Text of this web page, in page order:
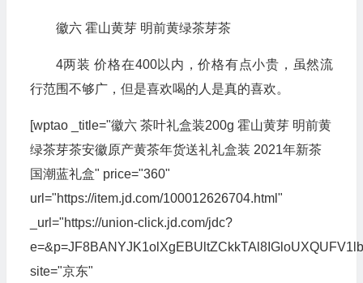
徽六 霍山黄芽 明前黄绿茶芽茶
4两装 价格在400以内，价格有点小贵，虽然流
行范围不够广，但是喜欢喝的人是真的喜欢。
[wptao _title="徽六 茶叶礼盒装200g 霍山黄芽 明前黄
绿茶芽茶安徽原产黄茶年货送礼礼盒装 2021年新茶
国潮蓝礼盒" price="360"
url="https://item.jd.com/100012626704.html"
_url="https://union-click.jd.com/jdc?
site="京东"